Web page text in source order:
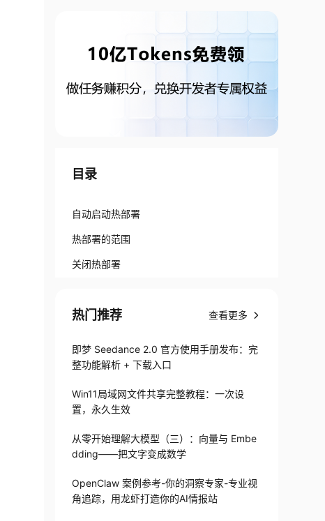
目录
自动启动热部署
热部署的范围
关闭热部署
热门推荐 查看更多
即梦 Seedance 2.0 官方使用手册发布：完
整功能解析 + 下载入口
Win11局域网文件共享完整教程：一次设
置，永久生效
从零开始理解大模型（三）：向量与 Embe
dding——把文字变成数学
OpenClaw 案例参考-你的洞察专家-专业视
角追踪，用龙虾打造你的AI情报站